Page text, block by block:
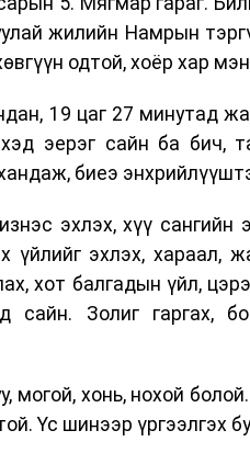
жилийн Намрын
одтой, хоёр хар
19 цаг 27 минутад
эерэг сайн ба бич,
биеэ
эхлэх, хүү сангийн
үйлийг эхлэх, хараал,
хот балгадын үйл,
сайн. Золиг гаргах,
могой, хонь, нохой
Үс шинээр үргээлгэх